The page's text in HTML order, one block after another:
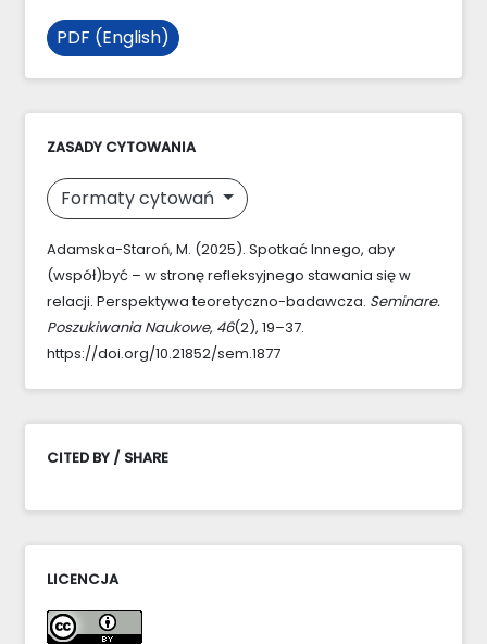
PDF (English)
ZASADY CYTOWANIA
Formaty cytowań
Adamska-Staroń, M. (2025). Spotkać Innego, aby
(współ)być – w stronę refleksyjnego stawania się w
relacji. Perspektywa teoretyczno-badawcza. Seminare.
Poszukiwania Naukowe, 46(2), 19–37.
https://doi.org/10.21852/sem.1877
CITED BY / SHARE
LICENCJA